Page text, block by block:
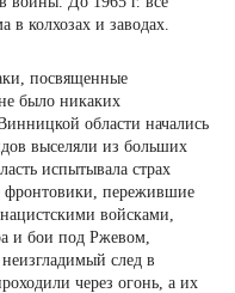
в колхозах и заводах.
посвященные
было никаких
области начались
выселяли из больших
испытывала страх
фронтовики, пережившие
войсками,
и бои под Ржевом,
след в
через огонь, а их